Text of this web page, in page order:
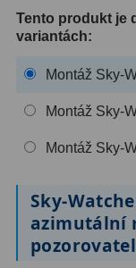
Měsíční a
Sluneční42
CLS a UHC18
Širokopásmové13
Hβ6
SII
Tento produkt je
variantách:
Montáž Sky-
Montáž Sky-
Montáž Sky-
Sky-
azimutální